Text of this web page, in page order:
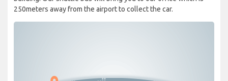
250meters away from the airport to collect the car.